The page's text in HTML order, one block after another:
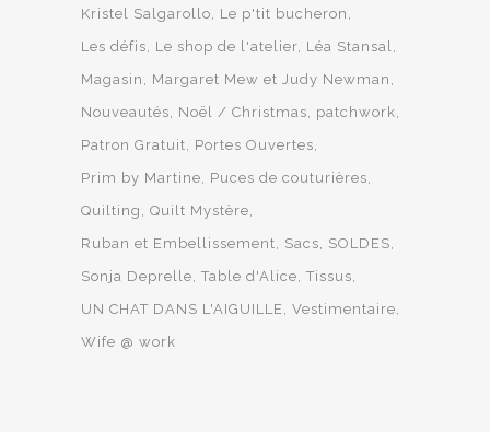
Kristel Salgarollo
Le p'tit bucheron
Les défis
Le shop de l'atelier Léa Stansal
Magasin
Margaret Mew et Judy Newman
Nouveautés
Noël / Christmas
patchwork
Patron Gratuit
Portes Ouvertes
Prim by Martine
Puces de couturières
Quilting
Quilt Mystère
Ruban et Embellissement
Sacs
SOLDES
Sonja Deprelle Table d'Alice Tissus
UN CHAT DANS L'AIGUILLE Vestimentaire
Wife @ work